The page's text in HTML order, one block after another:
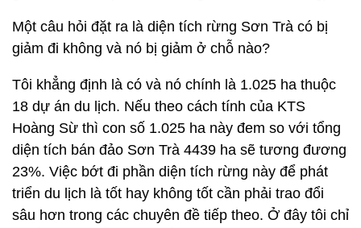
Một câu hỏi đặt ra là diện tích rừng Sơn Trà có bị
giảm đi không và nó bị giảm ở chỗ nào?
Tôi khẳng định là có và nó chính là 1.025 ha thuộc
18 dự án du lịch. Nếu theo cách tính của KTS
Hoàng Sừ thì con số 1.025 ha này đem so với tổng
diện tích bán đảo Sơn Trà 4439 ha sẽ tương đương
23%. Việc bớt đi phần diện tích rừng này để phát
triển du lịch là tốt hay không tốt cần phải trao đổi
sâu hơn trong các chuyên đề tiếp theo. Ở đây tôi chỉ